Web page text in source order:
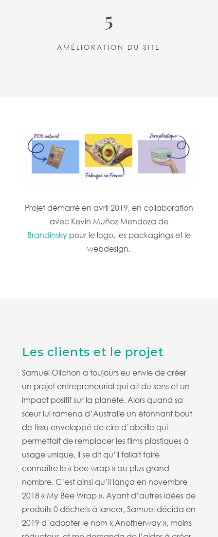
5
AMÉLIORATION DU SITE
Projet démarré en avril 2019, en collaboration
avec Kevin Muñoz Mendoza de
Brandinsky pour le logo, les packagings et le
webdesign.
Les clients et le projet
Samuel Olichon a toujours eu envie de créer
un projet entrepreneurial qui ait du sens et un
impact positif sur la planète. Alors quand sa
sœur lui ramena d’Australie un étonnant bout
de tissu enveloppé de cire d’abeille qui
permettait de remplacer les films plastiques à
usage unique, il se dit qu’il fallait faire
connaître le « bee wrap » au plus grand
nombre. C’est ainsi qu’il lança en novembre
2018 « My Bee Wrap ». Ayant d’autres idées de
produits 0 déchets à lancer, Samuel décida en
2019 d’adopter le nom « Anotherway », moins